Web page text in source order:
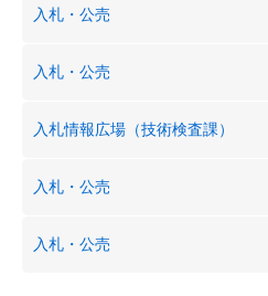
入札・公売
入札・公売
入札情報広場（技術検査課）
入札・公売
入札・公売